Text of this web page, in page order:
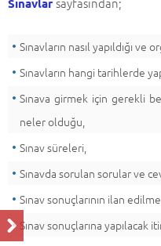
Sınavlar
Sınavların nasıl yapıldığı ve
Sınavların hangi tarihlerde
Sınava girmek için gerekli
neler olduğu,
Sınav süreleri,
Sınavda sorulan sorular ve
Sınav sonuçlarının ilan
Sınav sonuçlarına yapılacak